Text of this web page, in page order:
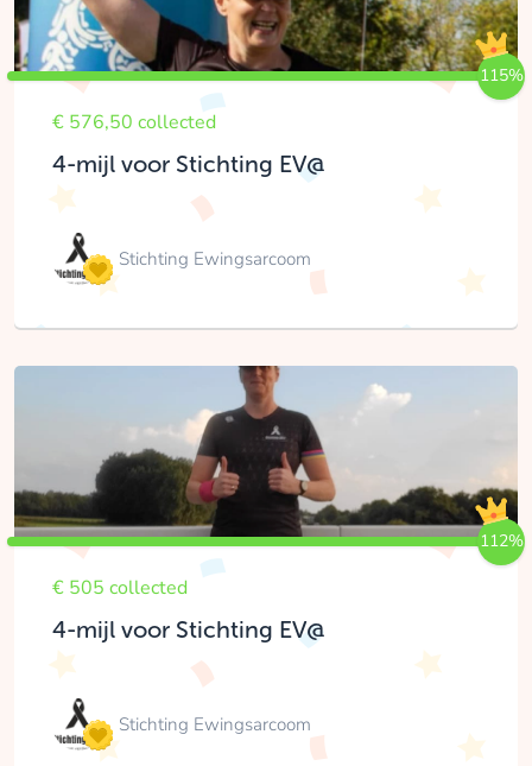
115%
€ 576,50 collected
4-mijl voor Stichting EV@
Stichting Ewingsarcoom
112%
€ 505 collected
4-mijl voor Stichting EV@
Stichting Ewingsarcoom